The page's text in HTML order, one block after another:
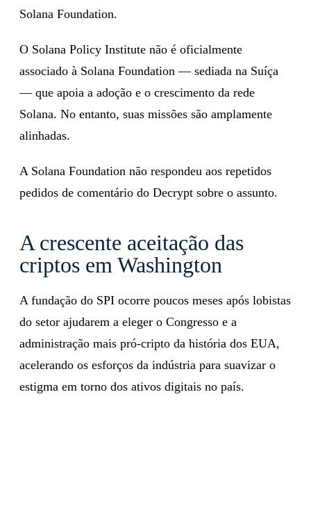
Solana Foundation.
O Solana Policy Institute não é oficialmente
associado à Solana Foundation — sediada na Suíça
— que apoia a adoção e o crescimento da rede
Solana. No entanto, suas missões são amplamente
alinhadas.
A Solana Foundation não respondeu aos repetidos
pedidos de comentário do Decrypt sobre o assunto.
A crescente aceitação das
criptos em Washington
A fundação do SPI ocorre poucos meses após lobistas
do setor ajudarem a eleger o Congresso e a
administração mais pró-cripto da história dos EUA,
acelerando os esforços da indústria para suavizar o
estigma em torno dos ativos digitais no país.